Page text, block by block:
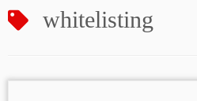
whitelisting